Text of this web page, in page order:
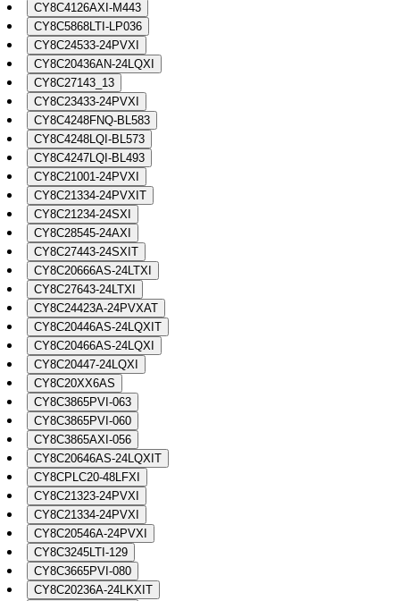
CY8C4126AXI-M443
CY8C5868LTI-LP036
CY8C24533-24PVXI
CY8C20436AN-24LQXI
CY8C27143_13
CY8C23433-24PVXI
CY8C4248FNQ-BL583
CY8C4248LQI-BL573
CY8C4247LQI-BL493
CY8C21001-24PVXI
CY8C21334-24PVXIT
CY8C21234-24SXI
CY8C28545-24AXI
CY8C27443-24SXIT
CY8C20666AS-24LTXI
CY8C27643-24LTXI
CY8C24423A-24PVXAT
CY8C20446AS-24LQXIT
CY8C20466AS-24LQXI
CY8C20447-24LQXI
CY8C20XX6AS
CY8C3865PVI-063
CY8C3865PVI-060
CY8C3865AXI-056
CY8C20646AS-24LQXIT
CY8CPLC20-48LFXI
CY8C21323-24PVXI
CY8C21334-24PVXI
CY8C20546A-24PVXI
CY8C3245LTI-129
CY8C3665PVI-080
CY8C20236A-24LKXIT